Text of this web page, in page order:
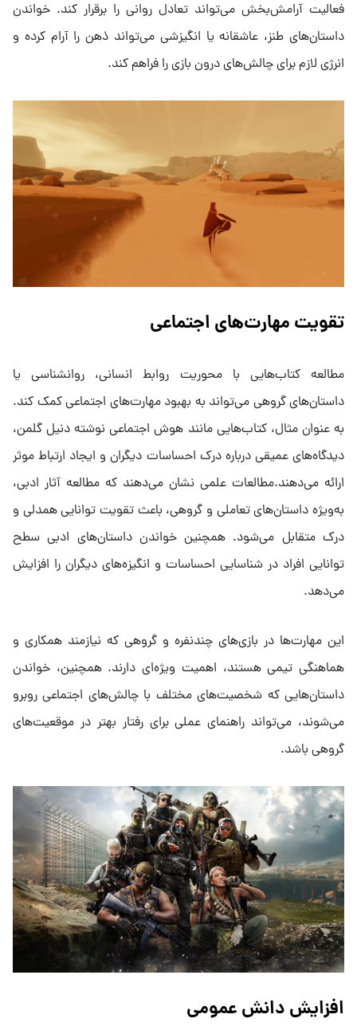
فعالیت آرامش‌بخش می‌تواند تعادل روانی را برقرار کند. خواندن
داستان‌های طنز، عاشقانه یا انگیزشی می‌تواند ذهن را آرام کرده و
انرژی لازم برای چالش‌های درون بازی را فراهم کند.
تقویت مهارت‌های اجتماعی
مطالعه کتاب‌هایی با محوریت روابط انسانی، روانشناسی یا
داستان‌های گروهی می‌تواند به بهبود مهارت‌های اجتماعی کمک کند.
به عنوان مثال، کتاب‌هایی مانند هوش اجتماعی نوشته دنیل گلمن،
دیدگاه‌های عمیقی درباره درک احساسات دیگران و ایجاد ارتباط موثر
ارائه می‌دهند.مطالعات علمی نشان می‌دهند که مطالعه آثار ادبی،
به‌ویژه داستان‌های تعاملی و گروهی، باعث تقویت توانایی همدلی و
درک متقابل می‌شود. همچنین خواندن داستان‌های ادبی سطح
توانایی افراد در شناسایی احساسات و انگیزه‌های دیگران را افزایش
می‌دهد.
این مهارت‌ها در بازی‌های چندنفره و گروهی که نیازمند همکاری و
هماهنگی تیمی هستند، اهمیت ویژه‌ای دارند. همچنین، خواندن
داستان‌هایی که شخصیت‌های مختلف با چالش‌های اجتماعی روبرو
می‌شوند، می‌تواند راهنمای عملی برای رفتار بهتر در موقعیت‌های
گروهی باشد.
افزایش دانش عمومی